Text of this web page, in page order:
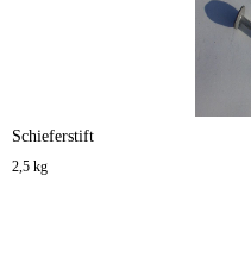
Schieferstift
2,5 kg